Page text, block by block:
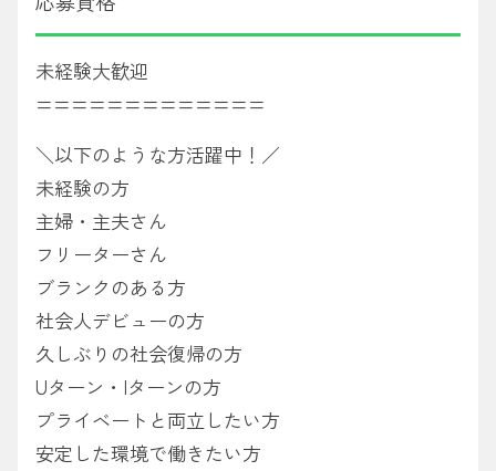
未経験大歓迎
=============
＼以下のような方活躍中！／
未経験の方
主婦・主夫さん
フリーターさん
ブランクのある方
社会人デビューの方
久しぶりの社会復帰の方
Uターン・Iターンの方
プライベートと両立したい方
安定した環境で働きたい方